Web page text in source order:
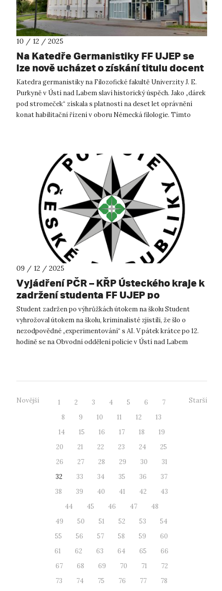
10 / 12 / 2025
Na Katedře Germanistiky FF UJEP se
lze nově ucházet o získání titulu docent
v oboru německé filologie
Katedra germanistiky na Filozofické fakultě Univerzity J. E.
Purkyně v Ústí nad Labem slaví historický úspěch. Jako „dárek
pod stromeček“ získala s platností na deset let oprávnění
konat habilitační řízení v oboru Německá filologie. Tímto
09 / 12 / 2025
Vyjádření PČR – KŘP Ústeckého kraje k
zadržení studenta FF UJEP po
výhružkách útoku na školu
Student zadržen po výhrůžkách útokem na školu Student
vyhrožoval útokem na školu, kriminalisté zjistili, že šlo o
nezodpovědné „experimentování“ s AI. V pátek krátce po 12.
hodině se na Obvodní oddělení policie v Ústí nad Labem
Novější 1 2 3 4 5 6
7
8
9 10 11 12
13
14
15 16 17 18
19
20
21 22 23 24
25
26
27 28 29 30
31
32
33 34 35 36
37
38
39 40 41 42
43
44
45 46 47
48
49
50 51 52 53
54
55
56 57 58 59
60
61
62 63 64 65
66
67
68 69 70 71
72
73
74 75 76 77
78
Starší